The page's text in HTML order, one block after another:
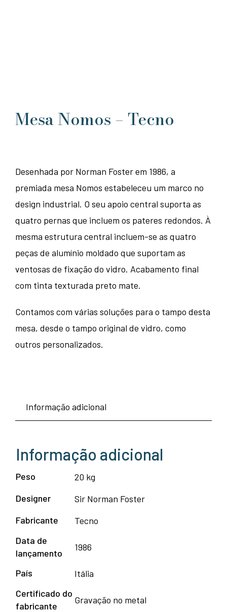
Mesa Nomos – Tecno
Desenhada por Norman Foster em 1986, a
premiada mesa Nomos estabeleceu um marco no
design industrial. O seu apoio central suporta as
quatro pernas que incluem os pateres redondos. À
mesma estrutura central incluem-se as quatro
peças de alumínio moldado que suportam as
ventosas de fixação do vidro. Acabamento final
com tinta texturada preto mate.
Contamos com várias soluções para o tampo desta
mesa, desde o tampo original de vidro, como
outros personalizados.
Informação adicional
Informação adicional
Peso
20 kg
Designer
Sir Norman Foster
Fabricante
Tecno
Data de
lançamento
1986
País
Itália
Certificado do
fabricante
Gravação no metal